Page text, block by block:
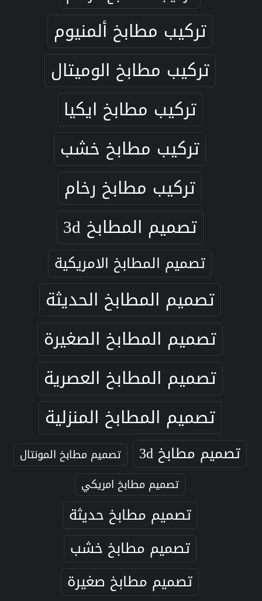
تركيب مطابخ ألمنيوم
تركيب مطابخ الوميتال
تركيب مطابخ ايكيا
تركيب مطابخ خشب
تركيب مطابخ رخام
تصميم المطابخ 3d
تصميم المطابخ الامريكية
تصميم المطابخ الحديثة
تصميم المطابخ الصغيرة
تصميم المطابخ العصرية
تصميم المطابخ المنزلية
تصميم مطابخ 3d
تصميم مطابخ المونتال
تصميم مطابخ امريكي
تصميم مطابخ حديثة
تصميم مطابخ خشب
تصميم مطابخ صغيرة